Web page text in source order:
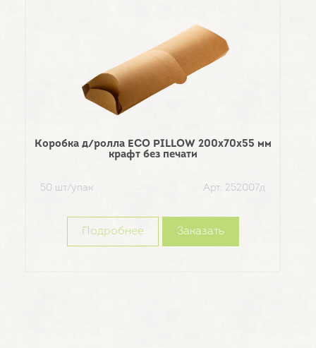
Коробка д/ролла ECO PILLOW 200х70х55 мм
крафт без печати
50 шт/упак Арт: 252007д
Подробнее Заказать